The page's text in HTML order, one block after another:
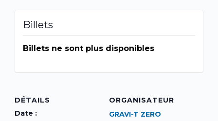
Billets
Billets ne sont plus disponibles
DÉTAILS
Date :
ORGANISATEUR
GRAVI-T ZERO